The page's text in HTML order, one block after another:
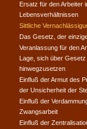
Ersatz für den Arbeiter
Lebensverhältnissen
Sittliche
Das Gesetz, der
Veranlassung für den
Lage, sich über Gesetz
hinwegzusetzen
Einfluß der Armut des
der Unsicherheit der
Einfluß der
Zwangsarbeit
Einfluß der